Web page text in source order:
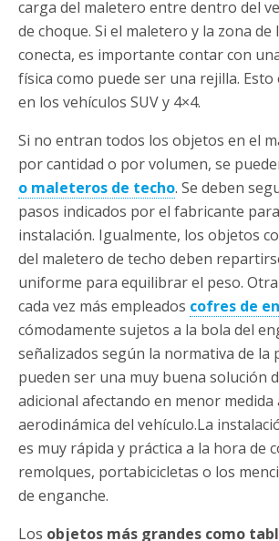
carga del maletero entre dentro del
de choque. Si el maletero y la zona de
conecta, es importante contar con
física como puede ser una rejilla. Esto
en los vehículos SUV y 4×4.
Si no entran todos los objetos en el
por cantidad o por volumen, se
o maleteros de techo. Se deben
pasos indicados por el fabricante
instalación. Igualmente, los objetos
del maletero de techo deben
uniforme para equilibrar el peso.
cada vez más empleados cofres de
cómodamente sujetos a la bola del
señalizados según la normativa de la
pueden ser una muy buena solución
adicional afectando en menor medida
aerodinámica del vehículo.La
es muy rápida y práctica a la hora de
remolques, portabicicletas o los
de enganche.
Los objetos más grandes como